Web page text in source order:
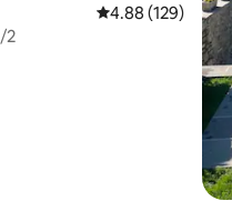
平均评分 4.88 分
4.88 (129)
2